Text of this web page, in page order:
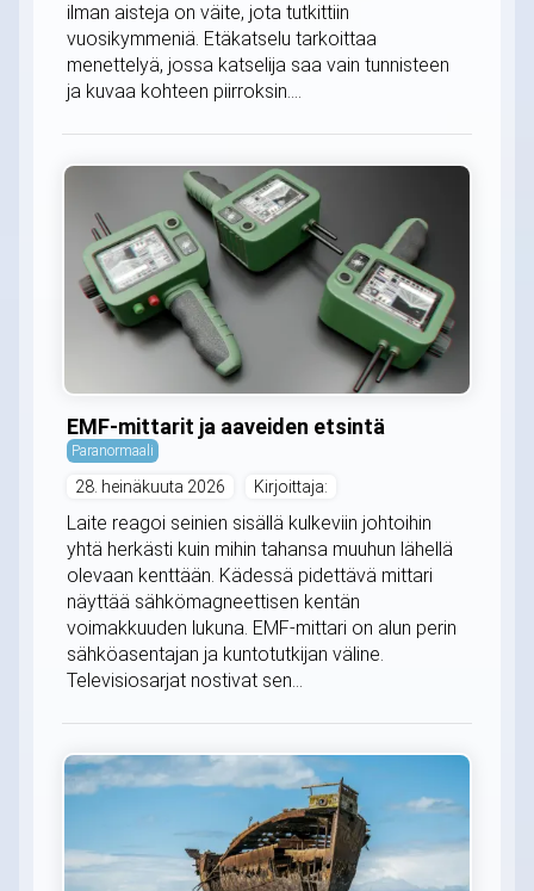
ilman aisteja on väite, jota tutkittiin
vuosikymmeniä. Etäkatselu tarkoittaa
menettelyä, jossa katselija saa vain tunnisteen
ja kuvaa kohteen piirroksin....
EMF-mittarit ja aaveiden etsintä
Paranormaali
28. heinäkuuta 2026 Kirjoittaja:
Laite reagoi seinien sisällä kulkeviin johtoihin
yhtä herkästi kuin mihin tahansa muuhun lähellä
olevaan kenttään. Kädessä pidettävä mittari
näyttää sähkömagneettisen kentän
voimakkuuden lukuna. EMF-mittari on alun perin
sähköasentajan ja kuntotutkijan väline.
Televisiosarjat nostivat sen...